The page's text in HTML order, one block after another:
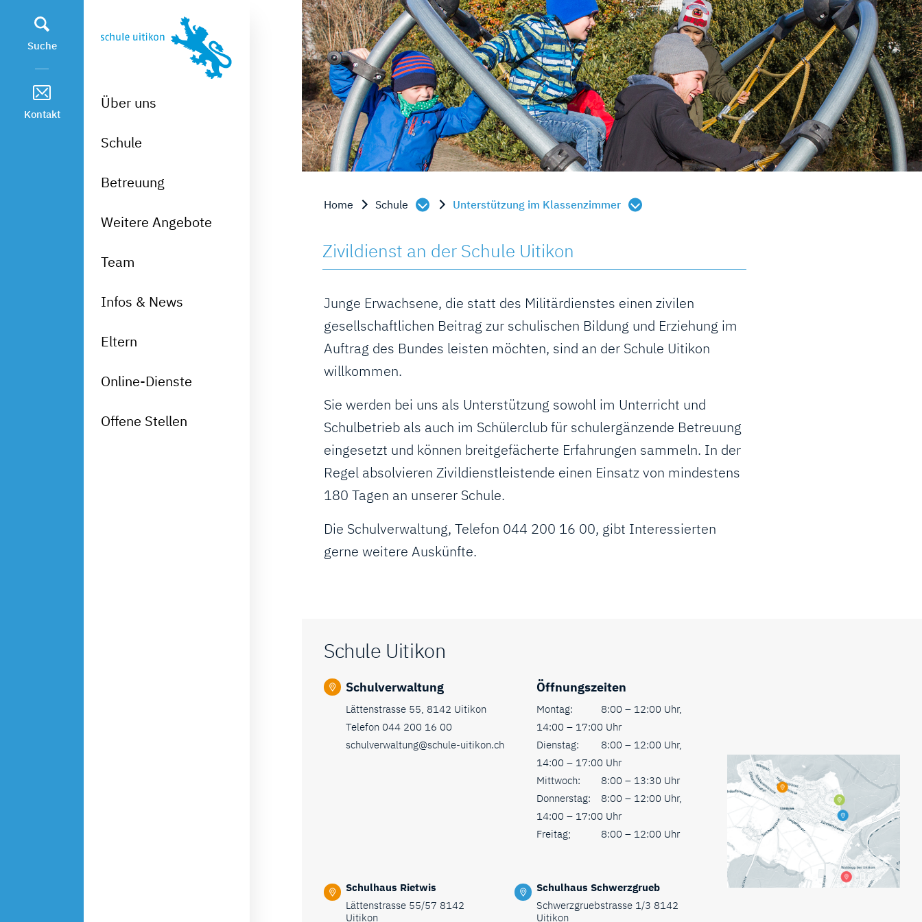
Kopfzeile
Suche
Kontakt
Über uns
Schule
Betreuung
Weitere Angebote
Team
Infos & News
Eltern
Online-Dienste
Offene Stellen
Inhalt
Home Schule Unterstützung im Klassenzimmer
Zivildienst an der Schule Uitikon
Junge Erwachsene, die statt des Militärdienstes einen zivilen
gesellschaftlichen Beitrag zur schulischen Bildung und Erziehung im
Auftrag des Bundes leisten möchten, sind an der Schule Uitikon
willkommen.
Sie werden bei uns als Unterstützung sowohl im Unterricht und
Schulbetrieb als auch im Schülerclub für schulergänzende Betreuung
eingesetzt und können breitgefächerte Erfahrungen sammeln. In der
Regel absolvieren Zivildienstleistende einen Einsatz von mindestens
180 Tagen an unserer Schule.
Die Schulverwaltung, Telefon 044 200 16 00, gibt Interessierten
gerne weitere Auskünfte.
Schule Uitikon
Schulverwaltung
Lättenstrasse 55, 8142 Uitikon
Telefon 044 200 16 00
schulverwaltung@schule-uitikon.ch
Öffnungszeiten
Montag:
8:00 – 12:00 Uhr,
14:00 – 17:00 Uhr
Dienstag:
8:00 – 12:00 Uhr,
14:00 – 17:00 Uhr
Mittwoch:
8:00 – 13:30 Uhr
Donnerstag:
8:00 – 12:00 Uhr,
14:00 – 17:00 Uhr
Freitag;
8:00 – 12:00 Uhr
Schulhaus Rietwis
Lättenstrasse 55/57 8142
Uitikon
Schulhaus Schwerzgrueb
Schwerzgruebstrasse 1/3 8142
Uitikon